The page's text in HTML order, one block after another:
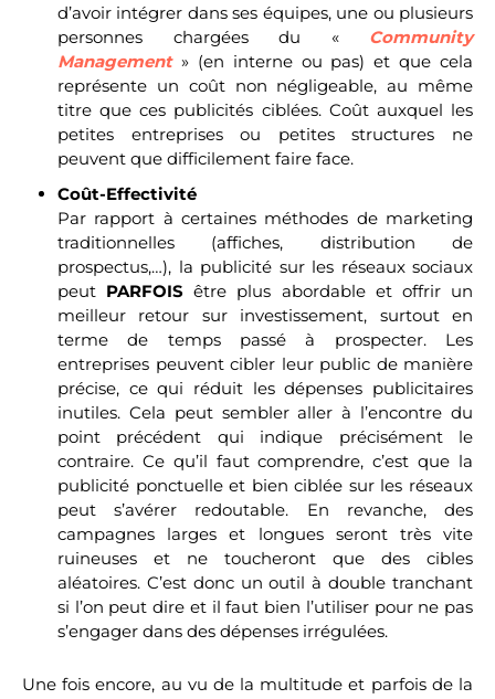
d’avoir intégrer dans ses équipes, une ou plusieurs
personnes chargées du « Community
Management» (en interne ou pas) et que cela
représente un coût non négligeable, au même
titre que ces publicités ciblées. Coût auxquel les
petites entreprises ou petites structures ne
peuvent que difficilement faire face.
Coût-Effectivité
Par rapport à certaines méthodes de marketing
traditionnelles (affiches, distribution de
prospectus,…), la publicité sur les réseaux sociaux
peut PARFOIS être plus abordable et offrir un
meilleur retour sur investissement, surtout en
terme de temps passé à prospecter. Les
entreprises peuvent cibler leur public de manière
précise, ce qui réduit les dépenses publicitaires
inutiles. Cela peut sembler aller à l’encontre du
point précédent qui indique précisément le
contraire. Ce qu’il faut comprendre, c’est que la
publicité ponctuelle et bien ciblée sur les réseaux
peut s’avérer redoutable. En revanche, des
campagnes larges et longues seront très vite
ruineuses et ne toucheront que des cibles
aléatoires. C’est donc un outil à double tranchant
si l’on peut dire et il faut bien l’utiliser pour ne pas
s’engager dans des dépenses irrégulées.
Une fois encore, au vu de la multitude et parfois de la